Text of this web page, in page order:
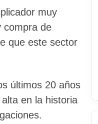
muy
compra de
que este sector
últimos 20 años
en la historia